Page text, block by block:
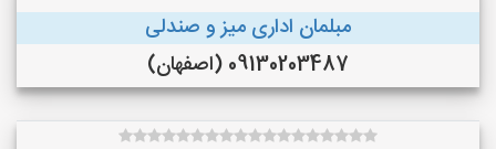
مبلمان اداری میز و صندلی
09130203487 (اصفهان)